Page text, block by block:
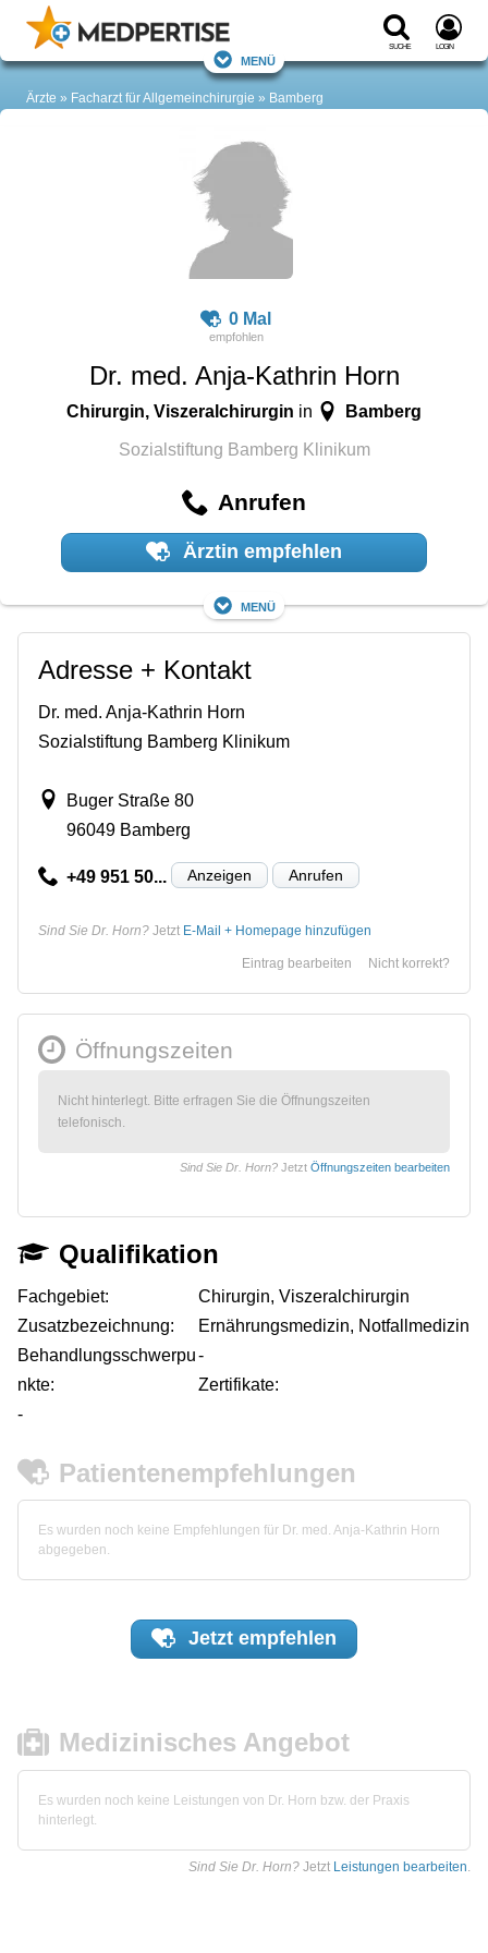
Suche Login
Menü
Ärzte Facharzt für Allgemeinchirurgie Bamberg
0 Mal
Dr. med. Anja-Kathrin Horn
Chirurgin, Viszeralchirurgin in Bamberg
Sozialstiftung Bamberg Klinikum
Anrufen
Ärztin empfehlen
Menü
Adresse + Kontakt
Dr. med. Anja-Kathrin Horn
Sozialstiftung Bamberg Klinikum
Buger Straße 80
96049 Bamberg
+49 951 50... Anzeigen Anrufen
Sind Sie Dr. Horn? Jetzt E-Mail + Homepage hinzufügen
Nicht korrekt?
Eintrag bearbeiten
Öffnungszeiten
Nicht hinterlegt. Bitte erfragen Sie die Öffnungszeiten
telefonisch.
Sind Sie Dr. Horn? Jetzt Öffnungszeiten bearbeiten
Qualifikation
Fachgebiet:
Chirurgin, Viszeralchirurgin
Zusatzbezeichnung:
Ernährungsmedizin, Notfallmedizin
Behandlungsschwerpu
nkte:
-
Zertifikate:
-
Patientenempfehlungen
Es wurden noch keine Empfehlungen für Dr. med. Anja-Kathrin Horn
abgegeben.
Jetzt empfehlen
Medizinisches Angebot
Es wurden noch keine Leistungen von Dr. Horn bzw. der Praxis
hinterlegt.
Sind Sie Dr. Horn? Jetzt Leistungen bearbeiten.